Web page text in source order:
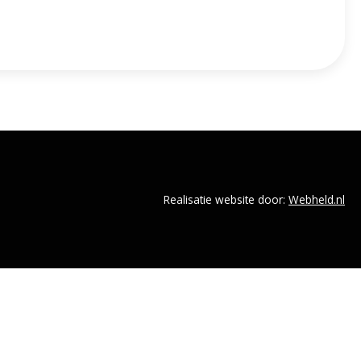
Realisatie website door: Webheld.nl